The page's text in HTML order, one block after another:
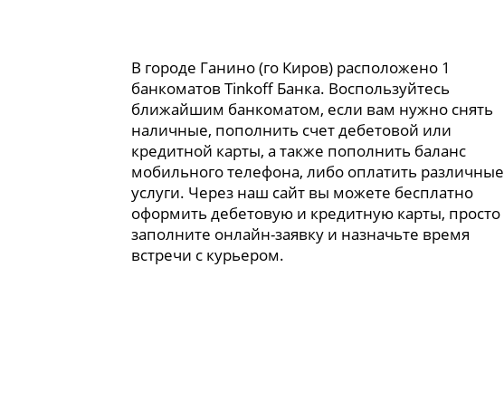
В городе Ганино (го Киров) расположено 1
банкоматов Tinkoff Банка. Воспользуйтесь
ближайшим банкоматом, если вам нужно снять
наличные, пополнить счет дебетовой или
кредитной карты, а также пополнить баланс
мобильного телефона, либо оплатить различные
услуги. Через наш сайт вы можете бесплатно
оформить дебетовую и кредитную карты, просто
заполните онлайн-заявку и назначьте время
встречи с курьером.